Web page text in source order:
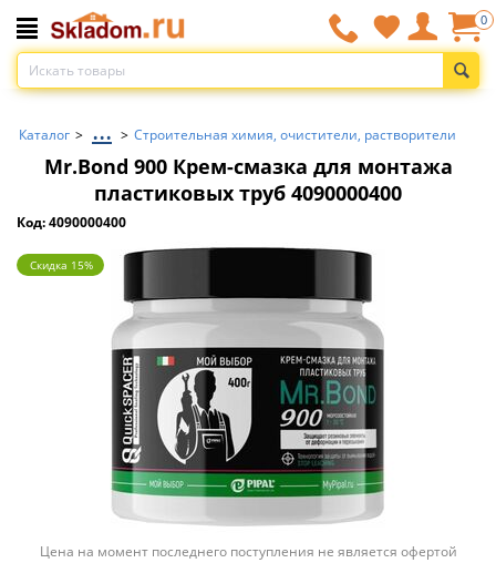
0
Каталог > ... > Строительная химия, очистители, растворители
Mr.Bond 900 Крем-смазка для монтажа
пластиковых труб 4090000400
Код: 4090000400
Скидка 15%
Цена на момент последнего поступления не является офертой